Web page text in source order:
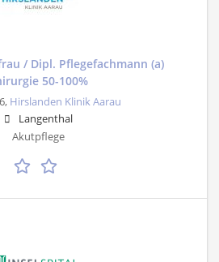
/ Dipl. Pflegefachmann (a)
50-100%
Hirslanden Klinik Aarau
Langenthal
Akutpflege